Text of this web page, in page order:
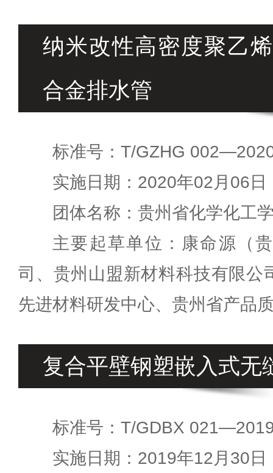
纳米改性高密度聚乙
合金排水管
标准号：T/GZHG
实施日期：2020年02月06日
团体名称：贵州省化学化工
主要起草单位：康命源（
司、贵州山盟新材料科技有限公
先进材料研发中心、贵州省产品
复合平壁钢塑嵌入式无
标准号：T/GDBX
实施日期：2019年12月30日